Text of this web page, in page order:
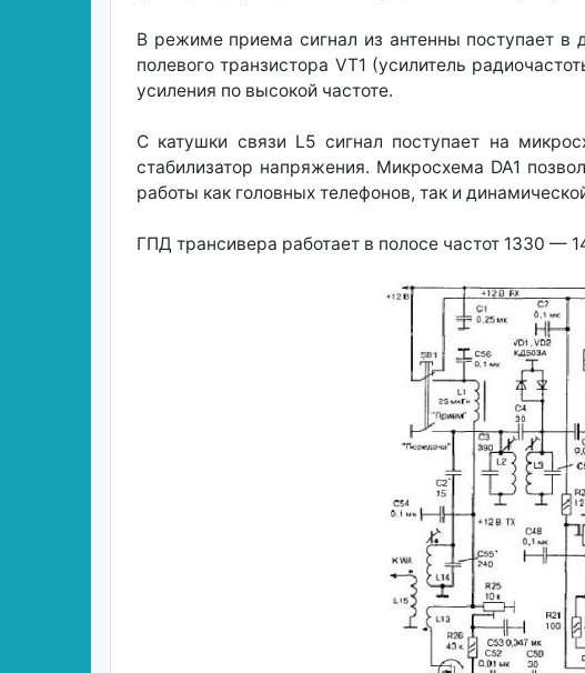
В режиме приема сигнал из антенны поступает
полевого транзистора VT1 (усилитель
усиления по высокой частоте.
С катушки связи L5 сигнал поступает на
стабилизатор напряжения. Микросхема DA1
работы как головных телефонов, так и
ГПД трансивера работает в полосе частот 1330 —